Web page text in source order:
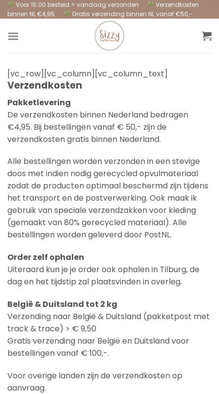
Ga
naar
inhoud
Voor 15:00 besteld = vandaag verzonden
Verzendkosten
binnen NL €4,95
Gratis verzending binnen NL vanaf €50,-
[vc_row][vc_column][vc_column_text]
Verzendkosten
Pakketlevering
De verzendkosten binnen Nederland bedragen
€4,95. Bij bestellingen vanaf € 50,- zijn de
verzendkosten gratis binnen Nederland.
Alle bestellingen worden verzonden in een stevige
doos met indien nodig gerecycled opvulmateriaal
zodat de producten optimaal beschermd zijn tijdens
het transport en de postverwerking. Ook maak ik
gebruik van speciale verzendzakken voor kleding
(gemaakt van 80% gerecycled materiaal). Alle
bestellingen worden geleverd door PostNL.
Order zelf ophalen
Uiteraard kun je je order ook ophalen in Tilburg, de
dag en het tijdstip zal plaatsvinden in overleg.
België & Duitsland tot 2 kg
Verzending naar België & Duitsland (pakketpost met
track & trace) > € 9,50
Gratis verzending naar België en Duitsland voor
bestellingen vanaf € 100,-.
Voor overige landen zijn de verzendkosten op
aanvraag.